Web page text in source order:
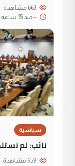
--منذ 15 ساعة
سياسية
نائب: لم